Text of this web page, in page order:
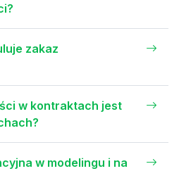
zakaz
w kontraktach jest
w modelingu i na